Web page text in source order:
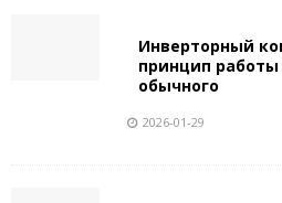
Инверторный
принцип
обычного
2026-01-29